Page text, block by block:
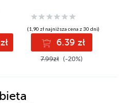
(1,90 zł najniższa cena z 30 dni)
6.39 zł
7.99zł (-20%)